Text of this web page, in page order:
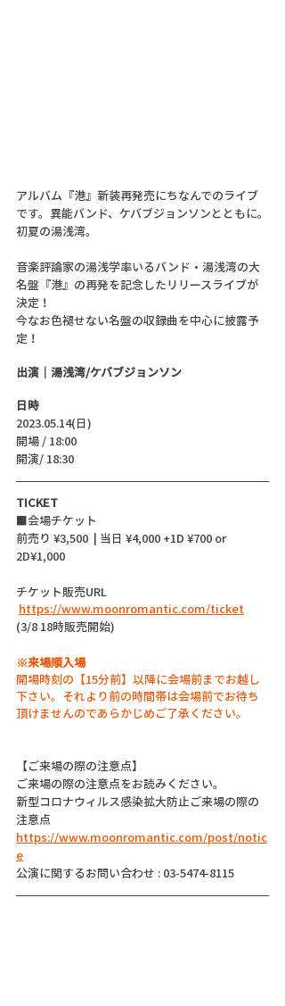
アルバム『港』新装再発売にちなんでのライブ
です。異能バンド、ケバブジョンソンとともに。
初夏の湯浅湾。
音楽評論家の湯浅学率いるバンド・湯浅湾の大
名盤『港』の再発を記念したリリースライブが
決定！
今なお色褪せない名盤の収録曲を中心に披露予
定！
出演｜湯浅湾/ケバブジョンソン
日時
2023.05.14(日)
開場 / 18:00
開演/ 18:30
TICKET
■会場チケット
前売り ¥3,500  | 当日 ¥4,000 +1D ¥700 or
2D¥1,000
チケット販売URL
https://www.moonromantic.com/ticket
(3/8 18時販売開始)
※来場順入場
開場時刻の【15分前】以降に会場前までお越し
下さい。それより前の時間帯は会場前でお待ち
頂けませんのであらかじめご了承ください。
【ご来場の際の注意点】
ご来場の際の注意点をお読みください。
新型コロナウィルス感染拡大防止ご来場の際の
注意点
https://www.moonromantic.com/post/notic
e
公演に関するお問い合わせ : 03-5474-8115